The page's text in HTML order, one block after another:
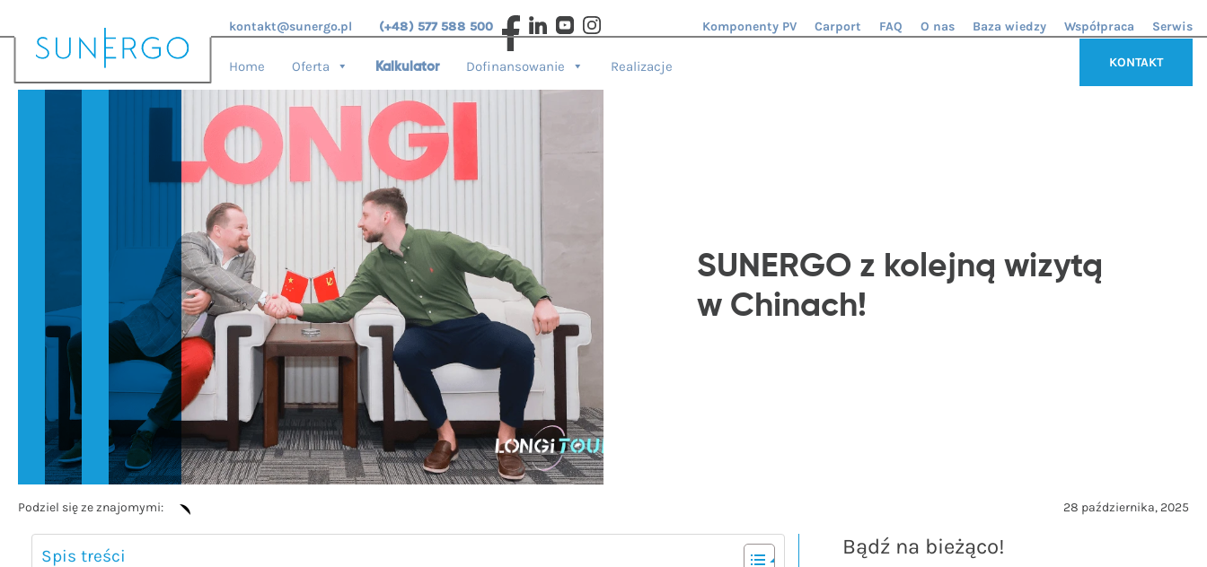
kontakt@sunergo.pl (+48) 577 588 500 Komponenty PV Carport FAQ O nas Baza wiedzy Współpraca Serwis
Home Oferta Kalkulator Dofinansowanie Realizacje KONTAKT
SUNERGO z kolejną wizytą
w Chinach!
Podziel się ze znajomymi: 28 października, 2025
Spis treści Bądź na bieżąco!